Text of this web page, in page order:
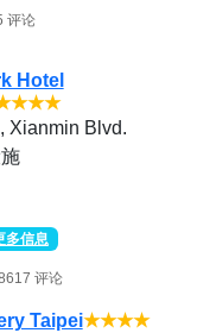
评论
Hotel
Xianmin Blvd.
多信息
评论
Taipei★★★★